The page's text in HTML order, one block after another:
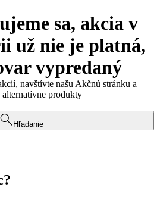
sa, akcia v
už nie je platná,
vypredaný
navštívte našu Akčnú stránku a
produkty
Hľadanie